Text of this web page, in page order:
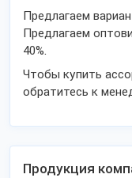
Предлагаем
Предлагаем
40%.
Чтобы купить
обратитесь к
Продукция